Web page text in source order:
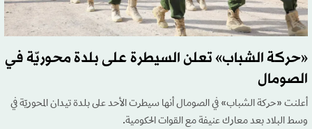
«حركة الشباب» تعلن السيطرة على بلدة محوريّة في
الصومال
أعلنت «حركة الشباب» في الصومال أنها سيطرت الأحد على بلدة تيدان المحوريّة في
وسط البلاد بعد معارك عنيفة مع القوات الحكومية.